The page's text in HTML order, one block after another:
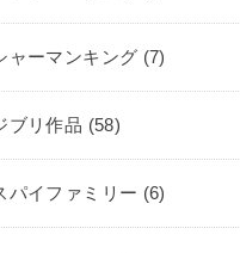
ャーマンキング (7)
ブリ作品 (58)
パイファミリー (6)